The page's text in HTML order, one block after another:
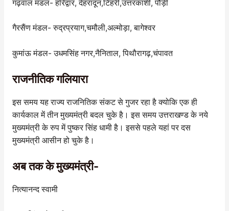
गढ़वाल मंडल- हरिद्वार, देहरादून,टिहरी,उत्तरकाशी, पौड़ी
गैरसैंण मंडल- रुद्रप्रयाग,चमौली,अल्मोड़ा, बागेश्वर
कुमांऊ मंडल- उधमसिंह नगर,नैनिताल, पिथौरागढ़,चंपावत
राजनीतिक गलियारा
इस समय यह राज्य राजनितिक संकट से गुजर रहा है क्योकि एक ही
कार्यकाल में तीन मुख्यमंत्री बदल चुके है। इस समय उत्तराखण्ड के नये
मुख्यमंत्री के रुप में पुष्कर सिंह धामी है। इससे पहले यहां पर दस
मुख्यमंत्री आसीन हो चुके है।
अब तक के मुख्यमंत्री-
नित्यानन्द स्वामी